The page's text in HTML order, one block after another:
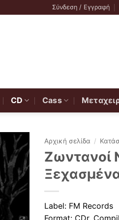
Σύνδεση / Εγγραφή
CD Cass
Αρχική σελίδα /
Ζωντανοί
Label: FM Records
Format: CDr,